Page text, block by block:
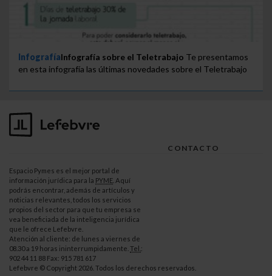
InfografíaInfografía sobre el Teletrabajo Te presentamos
en esta infografía las últimas novedades sobre el Teletrabajo
CONTACTO
Espacio Pymes es el mejor portal de
información jurídica para la PYME . Aquí
podrás encontrar, además de artículos y
noticias relevantes, todos los servicios
propios del sector para que tu empresa se
vea beneficiada de la inteligencia jurídica
que le ofrece Lefebvre.
Atención al cliente: de lunes a viernes de
08.30 a 19 horas ininterrumpidamente. Tel. :
902 44 11 88 Fax: 915 781 617
Lefebvre © Copyright 2026. Todos los derechos reservados.